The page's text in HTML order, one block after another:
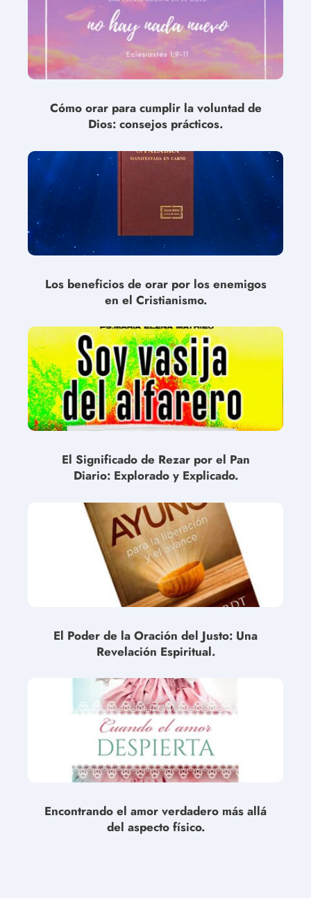
Cómo orar para cumplir la voluntad de
Dios: consejos prácticos.
Los beneficios de orar por los enemigos
en el Cristianismo.
El Significado de Rezar por el Pan
Diario: Explorado y Explicado.
El Poder de la Oración del Justo: Una
Revelación Espiritual.
Encontrando el amor verdadero más allá
del aspecto físico.